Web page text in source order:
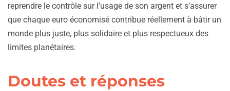
reprendre le contrôle sur l’usage de son argent et s’assurer
que chaque euro économisé contribue réellement à bâtir un
monde plus juste, plus solidaire et plus respectueux des
limites planétaires.
Doutes et réponses